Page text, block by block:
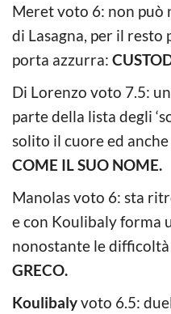
Meret voto 6: non può
di Lasagna, per il
porta azzurra:
Di Lorenzo voto 7.5:
parte della lista degli
solito il cuore ed
COME IL SUO NOME.
Manolas voto 6: sta
e con Koulibaly forma
nonostante le
GRECO.
Koulibalyvoto 6.5: